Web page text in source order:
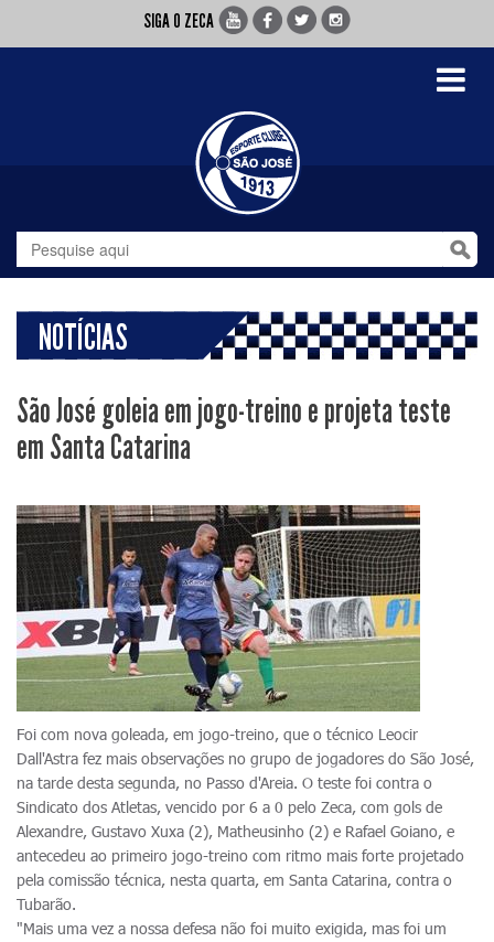
SIGA O ZECA
Toggle
NOTÍCIAS
São José goleia em jogo-treino e projeta teste
em Santa Catarina
Foi com nova goleada, em jogo-treino, que o técnico Leocir
Dall'Astra fez mais observações no grupo de jogadores do São José,
na tarde desta segunda, no Passo d'Areia. O teste foi contra o
Sindicato dos Atletas, vencido por 6 a 0 pelo Zeca, com gols de
Alexandre, Gustavo Xuxa (2), Matheusinho (2) e Rafael Goiano, e
antecedeu ao primeiro jogo-treino com ritmo mais forte projetado
pela comissão técnica, nesta quarta, em Santa Catarina, contra o
Tubarão.
"Mais uma vez a nossa defesa não foi muito exigida, mas foi um